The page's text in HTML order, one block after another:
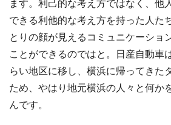
ます。利己的な考え方ではなく、他
できる利他的な考え方を持った人た
とりの顔が見えるコミュニケーショ
ことができるのではと。日産自動車
らい地区に移し、横浜に帰ってきた
ため、やはり地元横浜の人々と何か
んです。